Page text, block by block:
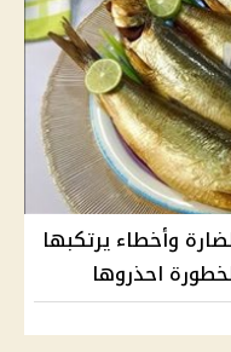
وأخطاء يرتكبها
احذروها